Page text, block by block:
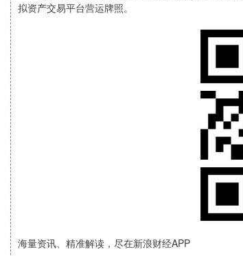
拟资产交易平台营运牌照。
海量资讯、精准解读，尽在新浪财经APP